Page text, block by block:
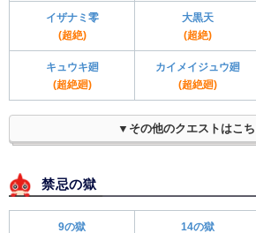
イザナミ零
(超絶)
大黒天
(超絶)
キュウキ廻
(超絶廻)
カイメイジュウ廻
(超絶廻)
▼その他のクエストはこ
禁忌の獄
9の獄 14の獄